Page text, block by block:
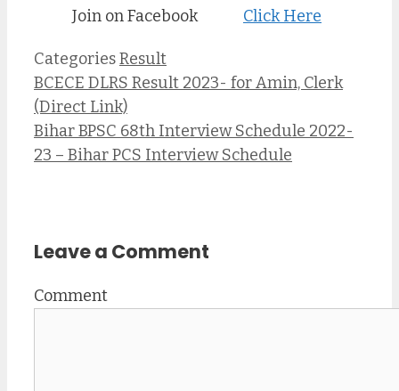
Join on Facebook
Click Here
CategoriesResult
BCECE DLRS Result 2023- for Amin, Clerk
(Direct Link)
Bihar BPSC 68th Interview Schedule 2022-
23 – Bihar PCS Interview Schedule
Leave a Comment
Comment